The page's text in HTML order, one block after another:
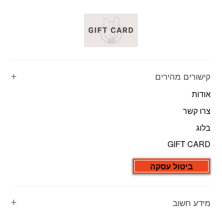
קישורים מהירים
אודות
צרו קשר
בלוג
GIFT CARD
ביטול עסקה
מידע חשוב